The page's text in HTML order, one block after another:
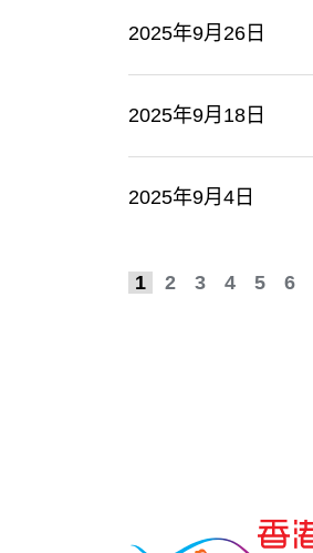
2025年9月26日
2025年9月18日
2025年9月4日
1 2 3 4 5 6